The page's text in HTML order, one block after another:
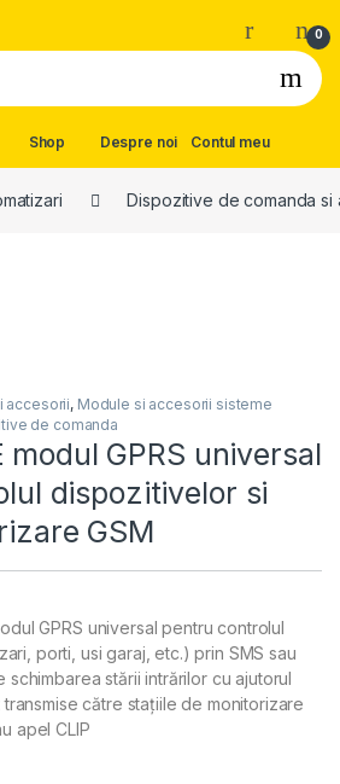
0
Shop Despre noi Contul meu
Dispozitive de comanda si
accesorii, Module si accesorii sisteme
de comanda
modul GPRS universal
dispozitivelor si
GSM
GPRS universal pentru controlul
porti, usi garaj, etc.) prin SMS sau
stării intrărilor cu ajutorul
către staţiile de monitorizare
apel CLIP